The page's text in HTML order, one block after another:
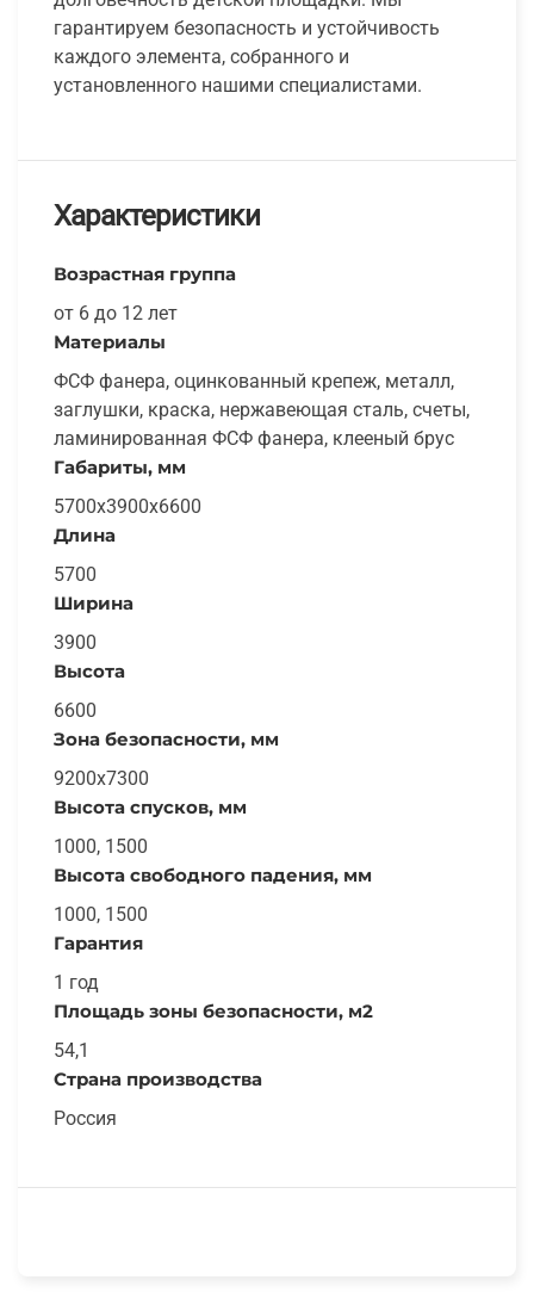
гарантируем безопасность и устойчивость
каждого элемента, собранного и
установленного нашими специалистами.
Характеристики
Возрастная группа
от 6 до 12 лет
Материалы
ФСФ фанера, оцинкованный крепеж, металл,
заглушки, краска, нержавеющая сталь, счеты,
ламинированная ФСФ фанера, клееный брус
Габариты, мм
5700x3900x6600
Длина
5700
Ширина
3900
Высота
6600
Зона безопасности, мм
9200x7300
Высота спусков, мм
1000, 1500
Высота свободного падения, мм
1000, 1500
Гарантия
1 год
Площадь зоны безопасности, м2
54,1
Страна производства
Россия